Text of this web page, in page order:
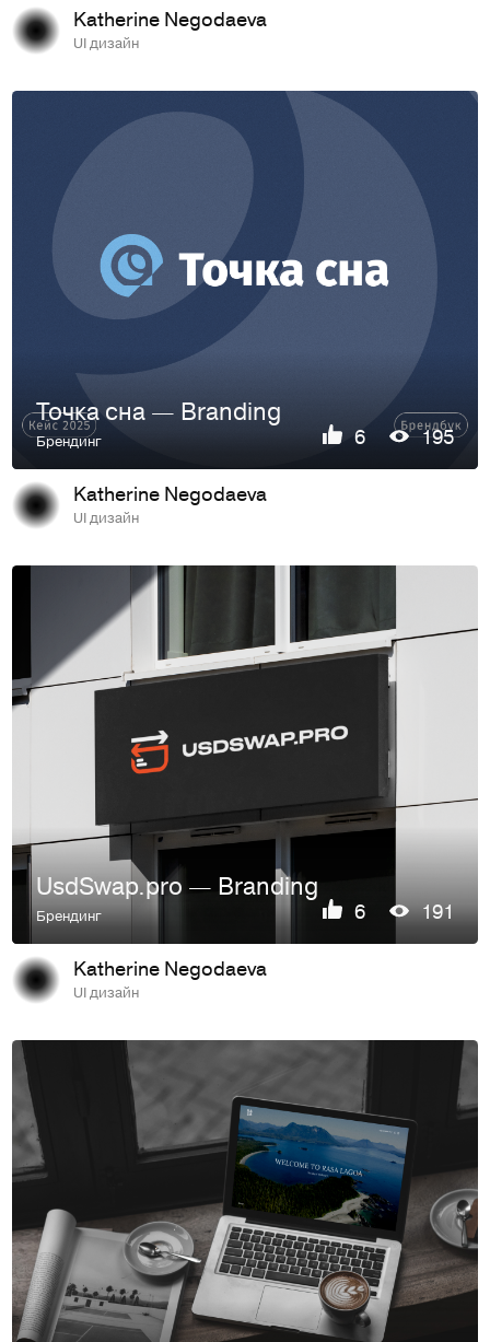
Katherine Negodaeva
UI дизайн
Точка сна — Branding
Брендинг 6 195
Katherine Negodaeva
UI дизайн
UsdSwap.pro — Branding
Брендинг 6 191
Katherine Negodaeva
UI дизайн